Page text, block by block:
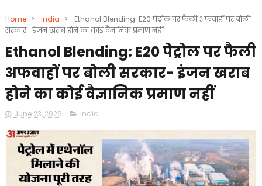
Home > india >
Ethanol Blending: E20 पेट्रोल पर फैली अफवाहों पर बोली
सरकार- इंजन खराब होने का कोई वैज्ञानिक प्रमाण नहीं
Ethanol Blending: E20 पेट्रोल पर फैली
अफवाहों पर बोली सरकार- इंजन खराब
होने का कोई वैज्ञानिक प्रमाण नहीं
June 23, 2026 india